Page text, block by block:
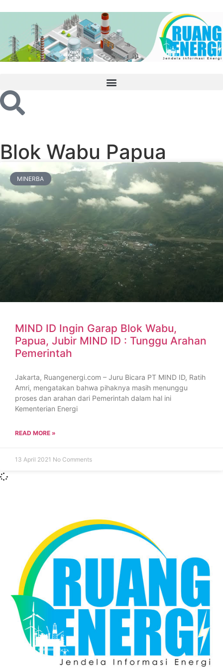
Blok Wabu Papua
MINERBA
MIND ID Ingin Garap Blok Wabu,
Papua, Jubir MIND ID : Tunggu Arahan
Pemerintah
Jakarta, Ruangenergi.com – Juru Bicara PT MIND ID, Ratih
Amri, mengatakan bahwa pihaknya masih menunggu
proses dan arahan dari Pemerintah dalam hal ini
Kementerian Energi
READ MORE »
13 April 2021 No Comments